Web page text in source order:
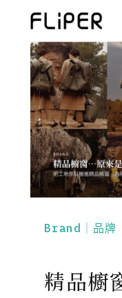
Brand｜品牌
精品櫥